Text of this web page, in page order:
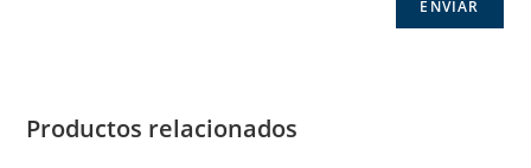
Productos relacionados